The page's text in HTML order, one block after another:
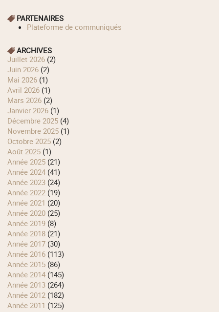
PARTENAIRES
Plateforme de communiqués
ARCHIVES
juillet 2026 (2)
juin 2026 (2)
mai 2026 (1)
avril 2026 (1)
mars 2026 (2)
janvier 2026 (1)
décembre 2025 (4)
novembre 2025 (1)
octobre 2025 (2)
août 2025 (1)
année 2025 (21)
année 2024 (41)
année 2023 (24)
année 2022 (19)
année 2021 (20)
année 2020 (25)
année 2019 (8)
année 2018 (21)
année 2017 (30)
année 2016 (113)
année 2015 (86)
année 2014 (145)
année 2013 (264)
année 2012 (182)
année 2011 (125)